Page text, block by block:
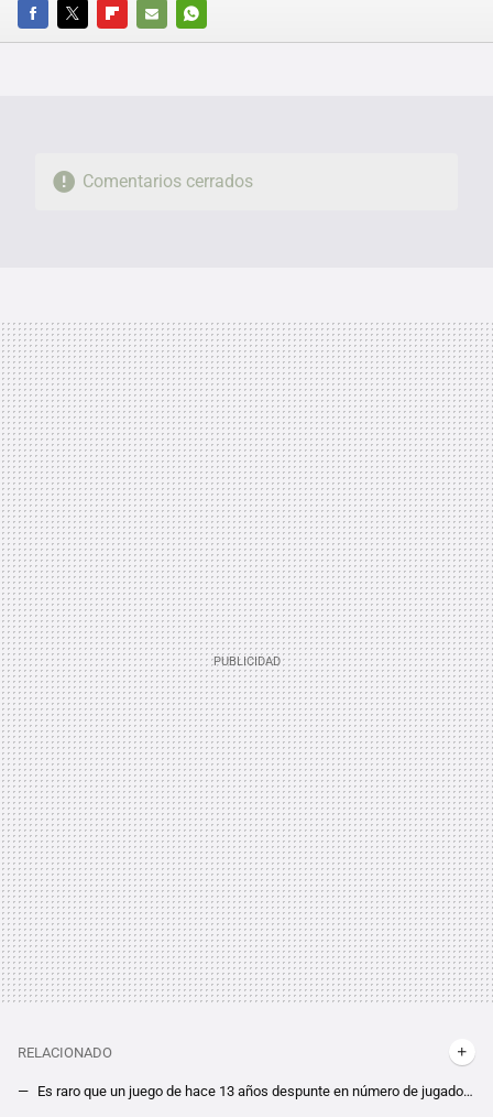
FACEBOOKTWITTERFLIPBOARD
E-
WHATSAPP
Comentarios cerrados
RELACIONADO
Es raro que un juego de hace 13 años despunte en número de jugadores, pero el potente lanzamiento en Steam de Space Marine 2 revive a su precuela